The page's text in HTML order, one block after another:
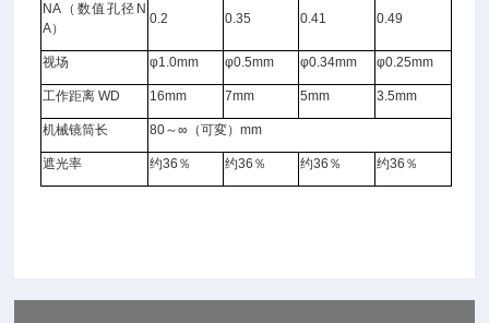
NA（数值孔径 N
A）
0.2 0.35 0.41 0.49
视场 φ1.0mm φ0.5mm φ0.34mm φ0.25mm
工作距离 WD 16mm 7mm 5mm 3.5mm
机械镜筒长 80～∞ （可変） mm
遮光率 约36 ％ 约36 ％ 约36 ％ 约36 ％